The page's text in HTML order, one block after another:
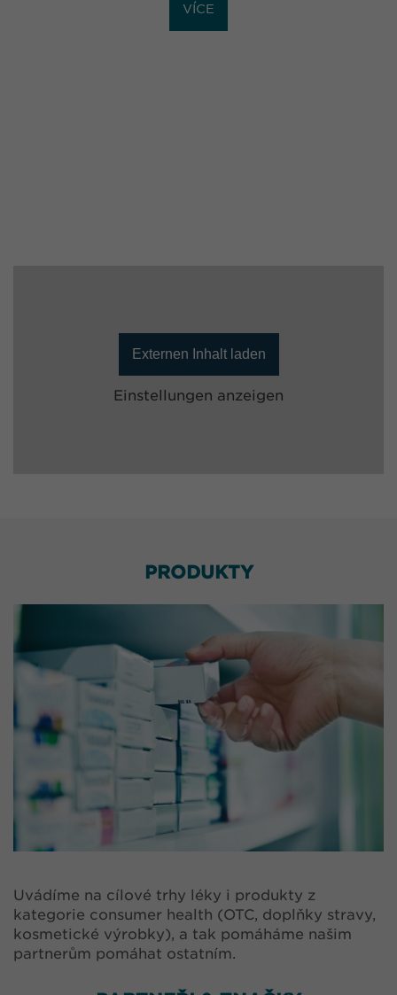
VÍCE
Externen Inhalt laden
Einstellungen anzeigen
PRODUKTY
Uvádíme na cílové trhy léky i produkty z
kategorie consumer health (OTC, doplňky stravy,
kosmetické výrobky), a tak pomáháme našim
partnerům pomáhat ostatním.